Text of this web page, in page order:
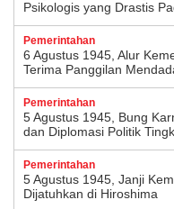
Psikologis yang Drastis
Pemerintahan
6 Agustus 1945, Alur
Terima Panggilan
Pemerintahan
5 Agustus 1945, Bung
dan Diplomasi Politik
Pemerintahan
5 Agustus 1945, Janji
Dijatuhkan di Hiroshima